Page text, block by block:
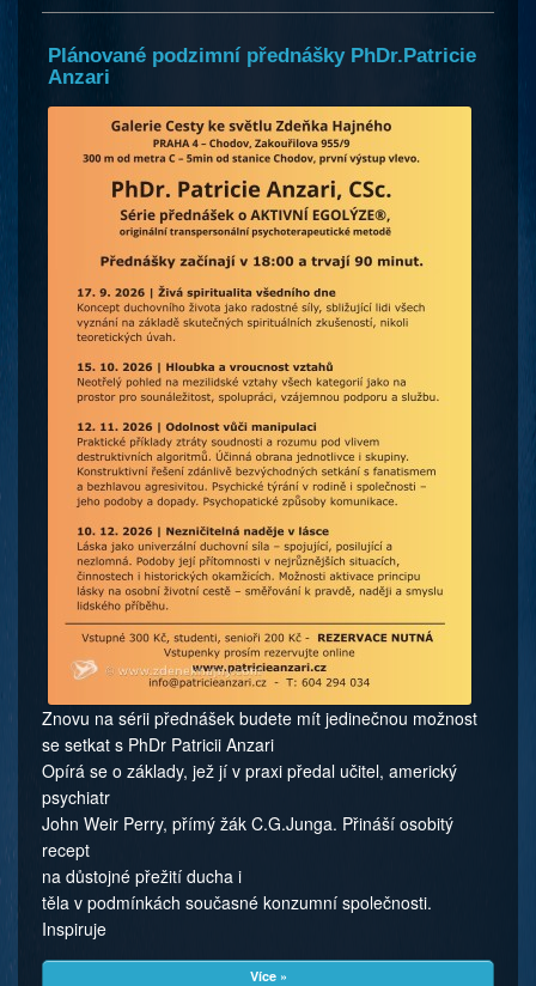
Plánované podzimní přednášky PhDr.Patricie
Anzari
Znovu na sérii přednášek budete mít jedinečnou možnost
se setkat s PhDr Patricii Anzari
Opírá se o základy, jež jí v praxi předal učitel, americký
psychiatr
John Weir Perry, přímý žák C.G.Junga. Přináší osobitý
recept
na důstojné přežití ducha i
těla v podmínkách současné konzumní společnosti.
Inspiruje
Více »